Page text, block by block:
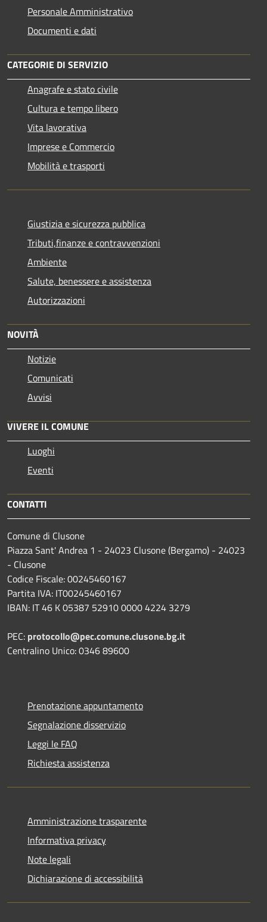
Personale Amministrativo
Documenti e dati
CATEGORIE DI SERVIZIO
Anagrafe e stato civile
Cultura e tempo libero
Vita lavorativa
Imprese e Commercio
Mobilità e trasporti
Giustizia e sicurezza pubblica
Tributi,finanze e contravvenzioni
Ambiente
Salute, benessere e assistenza
Autorizzazioni
NOVITÀ
Notizie
Comunicati
Avvisi
VIVERE IL COMUNE
Luoghi
Eventi
CONTATTI
Comune di Clusone
Piazza Sant' Andrea 1 - 24023 Clusone (Bergamo) - 24023
- Clusone
Codice Fiscale: 00245460167
Partita IVA: IT00245460167
IBAN: IT 46 K 05387 52910 0000 4224 3279
PEC: protocollo@pec.comune.clusone.bg.it
Centralino Unico: 0346 89600
Prenotazione appuntamento
Segnalazione disservizio
Leggi le FAQ
Richiesta assistenza
Amministrazione trasparente
Informativa privacy
Note legali
Dichiarazione di accessibilità